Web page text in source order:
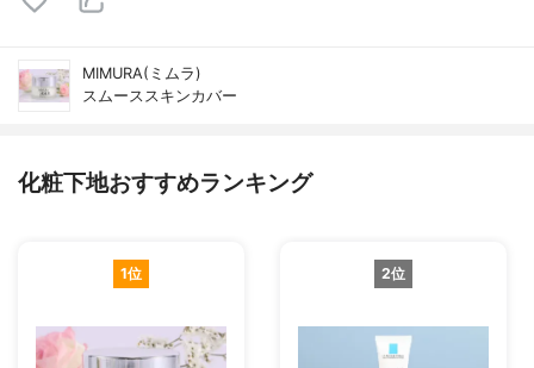
MIMURA(ミムラ)
スムーススキンカバー
化粧下地おすすめランキング
1位 2位